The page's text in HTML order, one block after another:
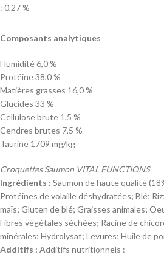
: 0,27 %
Composants analytiques
Humidité 6,0 %
Protéine 38,0 %
Matières grasses 16,0 %
Glucides 33 %
Cellulose brute 1,5 %
Cendres brutes 7,5 %
Taurine 1709 mg/kg
Croquettes Saumon VITAL FUNCTIONS
Ingrédients : Saumon de haute qualité
Protéines de volaille déshydratées; Blé;
maïs; Gluten de blé; Graisses animales;
Fibres végétales séchées; Racine de
minérales; Hydrolysat; Levures; Huile de
Additifs : Additifs nutritionnels :